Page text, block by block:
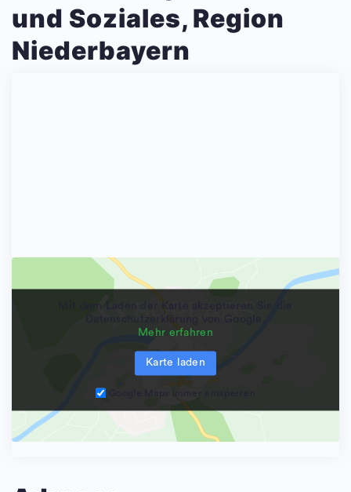
und Soziales, Region
Niederbayern
Datenschutzerklärung von Google.
Mehr erfahren
Karte laden